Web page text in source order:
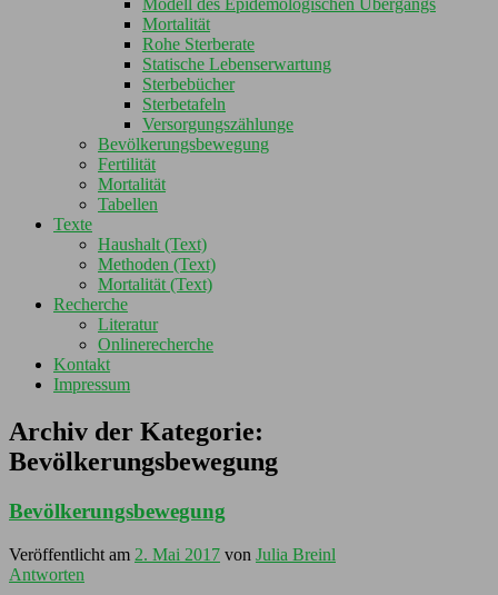
Modell des Epidemologischen Übergangs
Mortalität
Rohe Sterberate
Statische Lebenserwartung
Sterbebücher
Sterbetafeln
Versorgungszählunge
Bevölkerungsbewegung
Fertilität
Mortalität
Tabellen
Texte
Haushalt (Text)
Methoden (Text)
Mortalität (Text)
Recherche
Literatur
Onlinerecherche
Kontakt
Impressum
Archiv der Kategorie:
Bevölkerungsbewegung
Bevölkerungsbewegung
Veröffentlicht am 2. Mai 2017 von Julia Breinl
Antworten